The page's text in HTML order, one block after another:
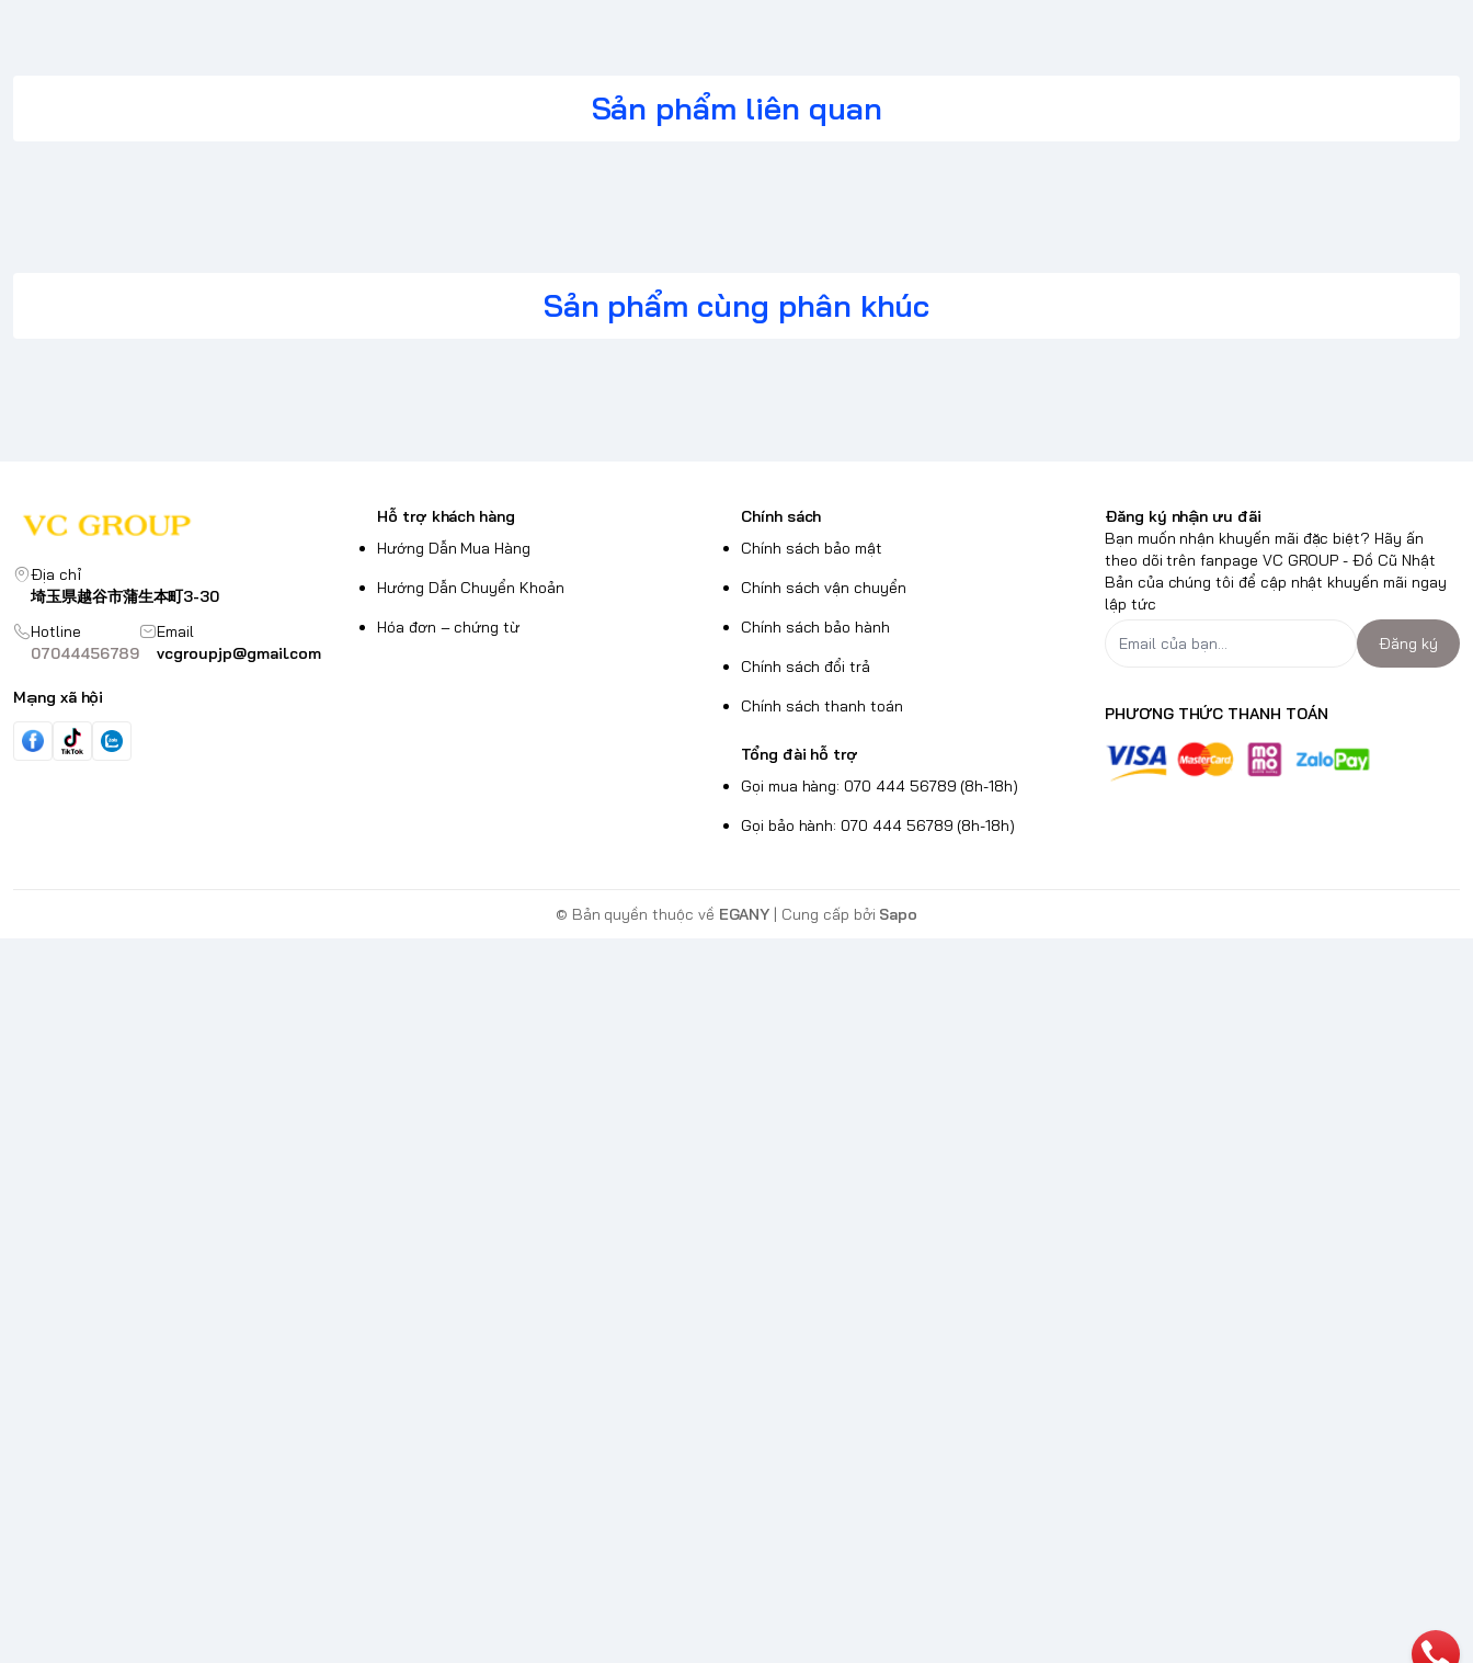
Sản phẩm liên quan
Sản phẩm cùng phân khúc
Địa chỉ
埼玉県越谷市蒲生本町3-30
Hotline
07044456789
Email
vcgroupjp@gmail.com
Mạng xã hội
Hỗ trợ khách hàng
Hướng Dẫn Mua Hàng
Hướng Dẫn Chuyển Khoản
Hóa đơn – chứng từ
Chính sách
Chính sách bảo mật
Chính sách vận chuyển
Chính sách bảo hành
Chính sách đổi trả
Chính sách thanh toán
Tổng đài hỗ trợ
Gọi mua hàng: 070 444 56789 (8h-18h)
Gọi bảo hành: 070 444 56789 (8h-18h)
Đăng ký nhận ưu đãi
Bạn muốn nhận khuyến mãi đặc biệt? Hãy ấn
theo dõi trên fanpage VC GROUP - Đồ Cũ Nhật
Bản của chúng tôi để cập nhật khuyến mãi ngay
lập tức
Đăng ký
PHƯƠNG THỨC THANH TOÁN
© Bản quyền thuộc về EGANY | Cung cấp bởi Sapo